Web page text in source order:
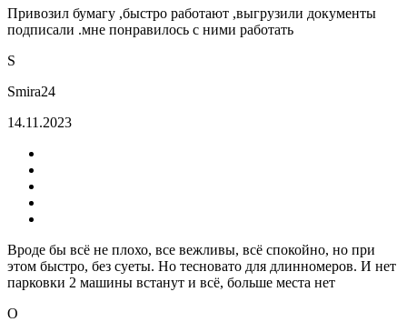
Привозил бумагу ,быстро работают ,выгрузили документы
подписали .мне понравилось с ними работать
S
Smira24
14.11.2023
Вроде бы всё не плохо, все вежливы, всё спокойно, но при
этом быстро, без суеты. Но тесновато для длинномеров. И нет
парковки 2 машины встанут и всё, больше места нет
О